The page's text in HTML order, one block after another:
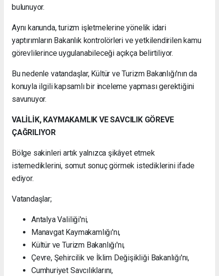
bulunuyor.
Aynı kanunda, turizm işletmelerine yönelik idari
yaptırımların Bakanlık kontrolörleri ve yetkilendirilen kamu
görevlilerince uygulanabileceği açıkça belirtiliyor.
Bu nedenle vatandaşlar, Kültür ve Turizm Bakanlığı'nın da
konuyla ilgili kapsamlı bir inceleme yapması gerektiğini
savunuyor.
VALİLİK, KAYMAKAMLIK VE SAVCILIK GÖREVE
ÇAĞRILIYOR
Bölge sakinleri artık yalnızca şikâyet etmek
istemediklerini, somut sonuç görmek istediklerini ifade
ediyor.
Vatandaşlar;
Antalya Valiliği'ni,
Manavgat Kaymakamlığı'nı,
Kültür ve Turizm Bakanlığı'nı,
Çevre, Şehircilik ve İklim Değişikliği Bakanlığı'nı,
Cumhuriyet Savcılıklarını,